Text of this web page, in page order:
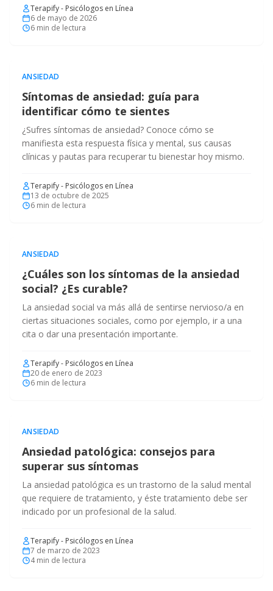
Terapify - Psicólogos en Línea
6 de mayo de 2026
6 min de lectura
ANSIEDAD
Síntomas de ansiedad: guía para
identificar cómo te sientes
¿Sufres síntomas de ansiedad? Conoce cómo se
manifiesta esta respuesta física y mental, sus causas
clínicas y pautas para recuperar tu bienestar hoy mismo.
Terapify - Psicólogos en Línea
13 de octubre de 2025
6 min de lectura
ANSIEDAD
¿Cuáles son los síntomas de la ansiedad
social? ¿Es curable?
La ansiedad social va más allá de sentirse nervioso/a en
ciertas situaciones sociales, como por ejemplo, ir a una
cita o dar una presentación importante.
Terapify - Psicólogos en Línea
20 de enero de 2023
6 min de lectura
ANSIEDAD
Ansiedad patológica: consejos para
superar sus síntomas
La ansiedad patológica es un trastorno de la salud mental
que requiere de tratamiento, y éste tratamiento debe ser
indicado por un profesional de la salud.
Terapify - Psicólogos en Línea
7 de marzo de 2023
4min de lectura